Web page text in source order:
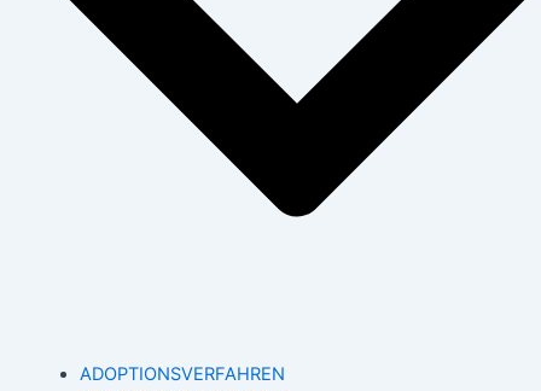
ADOPTIONSVERFAHREN